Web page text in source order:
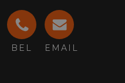
BEL EMAIL